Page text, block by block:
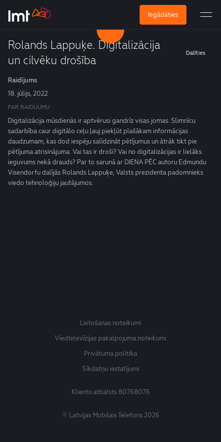
Iegādāties
Rolands Lappuķe. Digitalizācija
un cilvēku drošība
Dalīties
Raidījums
18. jūlijs, 2022
PAR RAIDĪJUMU
Digitalizācija mūsdienās ir aptvērusi gandrīz visas jomas. Slimnīcu
sadarbība caur digitālo ceļu ļauj piekļūt plašākam informācijas
daudzumam, kas dod iespēju salīdzināt pētījumus un ātrāk tikt pie
pētījuma atrisinājuma. Vai tas ir droši? Vai no digitalizācijas ir lielāks
ieguvums nekā drauds? Par to sarunā ar DIENA PĒC autoru Edmundu
Visendorfu dalījās Rolands Lappuķe, Valsts prezidenta padomnieks
viedo tehnoloģiju jautājumos.
Lietošanas noteikumi
Viedtelevīzijas pakalpojuma noteikumi
Privātuma politika
Sīkdatņu iestatījumi
Klientu atbalsts80768076
© Latvijas Mobilais Telefons 2026